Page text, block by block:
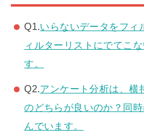
Q1.いらないデータをフィ
ィルターリストにでてこ
す。
Q2.アンケート分析は、横
のどちらが良いのか？同
んでいます。